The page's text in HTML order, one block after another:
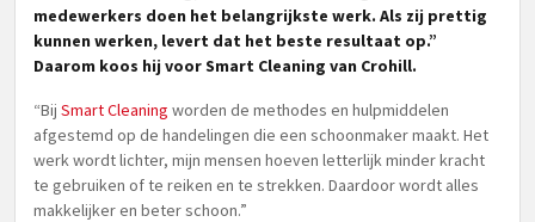
medewerkers doen het belangrijkste werk. Als zij prettig
kunnen werken, levert dat het beste resultaat op.”
Daarom koos hij voor Smart Cleaning van Crohill.
“Bij Smart Cleaning worden de methodes en hulpmiddelen
afgestemd op de handelingen die een schoonmaker maakt. Het
werk wordt lichter, mijn mensen hoeven letterlijk minder kracht
te gebruiken of te reiken en te strekken. Daardoor wordt alles
makkelijker en beter schoon.”